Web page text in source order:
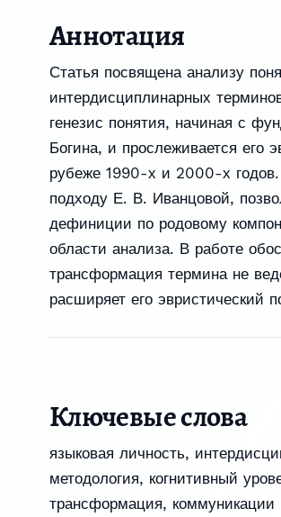
Аннотация
Статья посвящена анализу
интердисциплинарных
генезис понятия, начиная с
Богина, и прослеживается его
рубеже 1990-х и 2000-х годов.
подходу Е. В. Иванцовой,
дефиниции по родовому
области анализа. В работе
трансформация термина не
расширяет его эвристический
Ключевые слова
языковая личность,
методология, когнитивный
трансформация, коммуникации